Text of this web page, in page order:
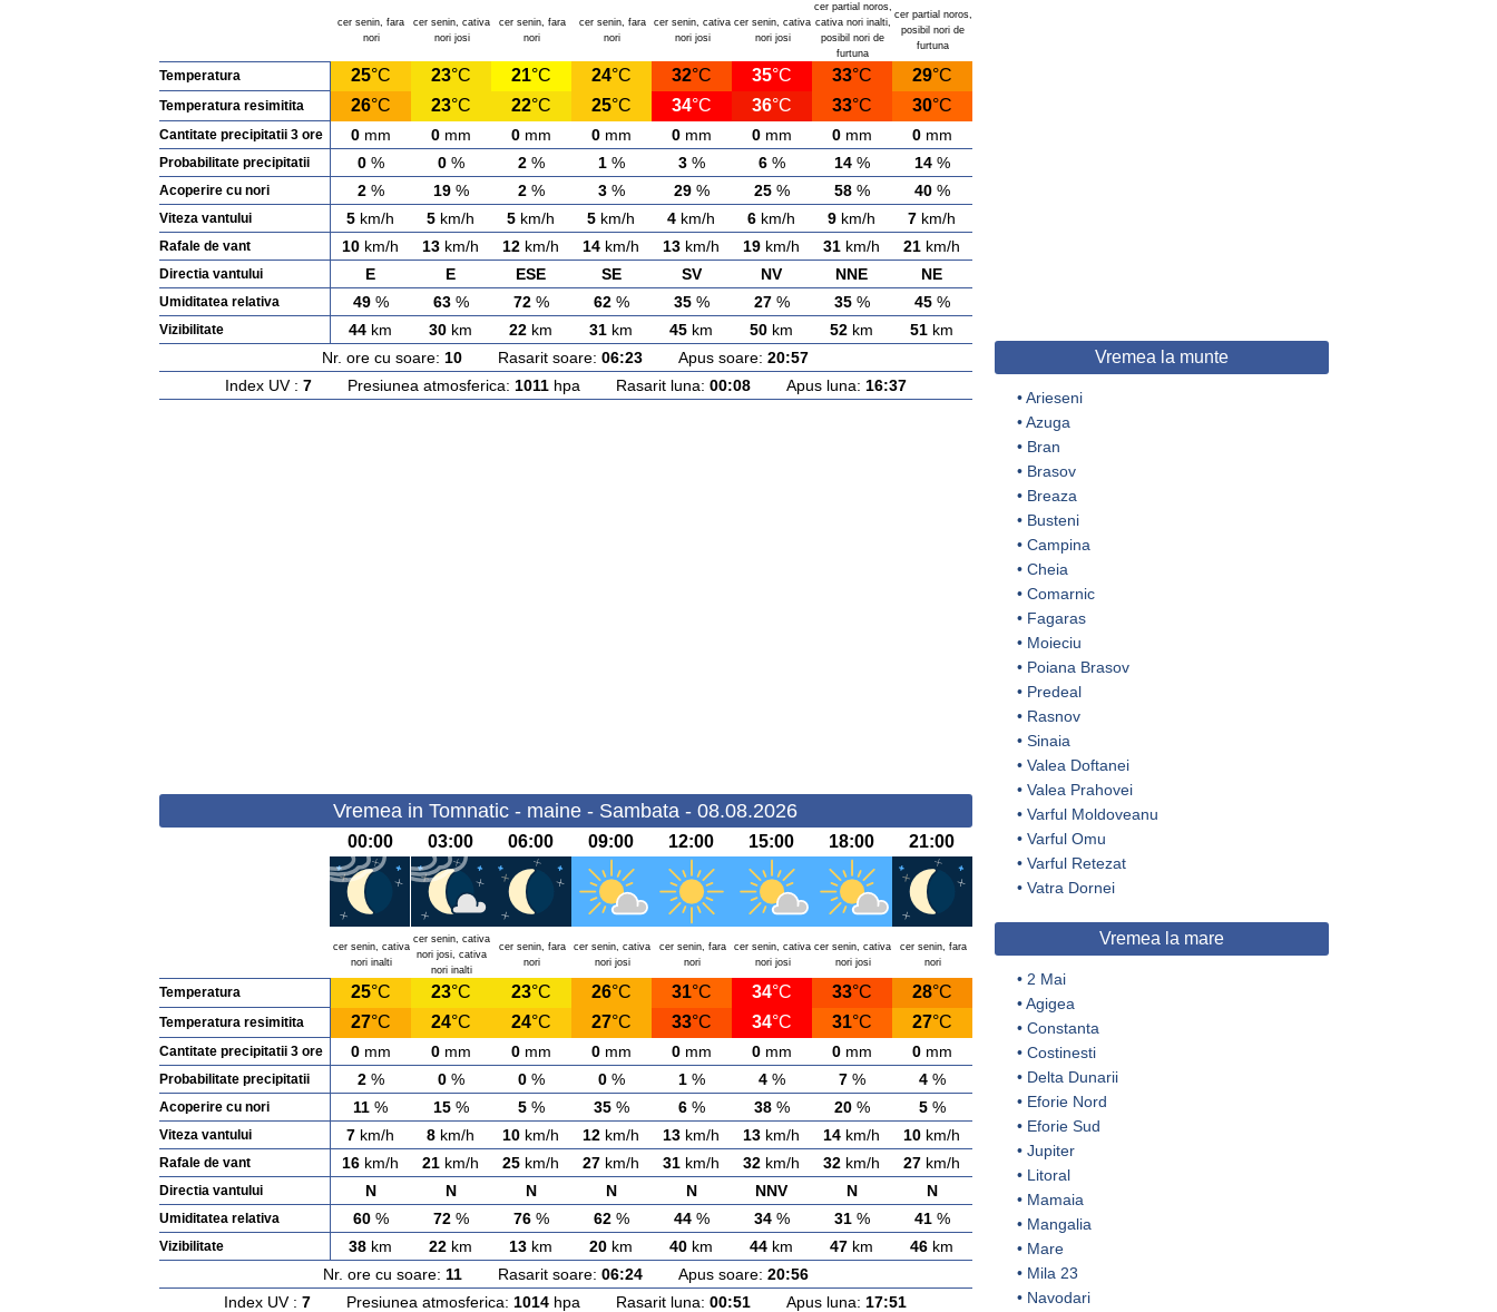
cer senin, fara
nori
cer senin, cativa
nori josi
cer senin, fara
nori
cer senin, fara
nori
cer senin, cativa
nori josi
cer senin, cativa
nori josi
cer partial noros,
cativa nori inalti,
posibil nori de
furtuna
cer partial noros,
posibil nori de
furtuna
Temperatura 25°C 23°C 21°C 24°C 32°C 35°C 33°C 29°C
Temperatura resimitita 26°C 23°C 22°C 25°C 34°C 36°C 33°C 30°C
Cantitate precipitatii 3 ore 0mm 0mm 0mm 0mm 0mm 0mm 0mm 0mm
Probabilitate precipitatii 0% 0% 2% 1% 3% 6% 14% 14%
Acoperire cu nori 2% 19% 2% 3% 29% 25% 58% 40%
Viteza vantului 5 km/h 5 km/h 5 km/h 5 km/h 4 km/h 6 km/h 9 km/h 7 km/h
Rafale de vant 10 km/h 13 km/h 12 km/h 14 km/h 13 km/h 19 km/h 31 km/h 21 km/h
Directia vantului E E ESE SE SV NV NNE NE
Umiditatea relativa 49% 63% 72% 62% 35% 27% 35% 45%
Vizibilitate 44 km 30 km 22 km 31 km 45 km 50 km 52 km 51 km
Nr. ore cu soare: 10 Rasarit soare: 06:23 Apus soare: 20:57
Index UV : 7Presiunea atmosferica: 1011hpa Rasarit luna: 00:08Apus luna: 16:37
Vremea in Tomnatic - maine - Sambata - 08.08.2026
00:00 03:00 06:00 09:00 12:00 15:00 18:00 21:00
cer senin, cativa
nori inalti
cer senin, cativa
nori josi, cativa
nori inalti
cer senin, fara
nori
cer senin, cativa
nori josi
cer senin, fara
nori
cer senin, cativa
nori josi
cer senin, cativa
nori josi
cer senin, fara
nori
Temperatura 25°C 23°C 23°C 26°C 31°C 34°C 33°C 28°C
Temperatura resimitita 27°C 24°C 24°C 27°C 33°C 34°C 31°C 27°C
Cantitate precipitatii 3 ore 0mm 0mm 0mm 0mm 0mm 0mm 0mm 0mm
Probabilitate precipitatii 2% 0% 0% 0% 1% 4% 7% 4%
Acoperire cu nori 11 % 15% 5% 35% 6% 38% 20% 5%
Viteza vantului 7 km/h 8 km/h 10 km/h 12 km/h 13 km/h 13 km/h 14 km/h 10 km/h
Rafale de vant 16 km/h 21 km/h 25 km/h 27 km/h 31 km/h 32 km/h 32 km/h 27 km/h
Directia vantului N N N N N NNV N N
Umiditatea relativa 60% 72% 76% 62% 44% 34% 31% 41%
Vizibilitate 38 km 22 km 13 km 20 km 40 km 44 km 47 km 46 km
Nr. ore cu soare: 11Rasarit soare: 06:24Apus soare: 20:56
Index UV : 7 Presiunea atmosferica: 1014 hpa Rasarit luna: 00:51 Apus luna: 17:51
Vremea la munte
•Arieseni
•Azuga
• Bran
• Brasov
• Breaza
• Busteni
• Campina
• Cheia
• Comarnic
• Fagaras
• Moieciu
• Poiana Brasov
• Predeal
• Rasnov
• Sinaia
• Valea Doftanei
• Valea Prahovei
• Varful Moldoveanu
• Varful Omu
• Varful Retezat
• Vatra Dornei
Vremea la mare
• 2 Mai
•Agigea
• Constanta
• Costinesti
• Delta Dunarii
• Eforie Nord
• Eforie Sud
• Jupiter
• Litoral
• Mamaia
• Mangalia
• Mare
• Mila 23
• Navodari